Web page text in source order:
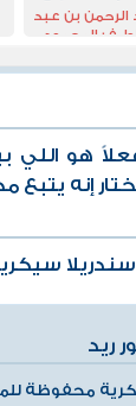
الرحمن بن عبد
المحمود
هو اللي
إنه يتبع
ريد
محفوظة